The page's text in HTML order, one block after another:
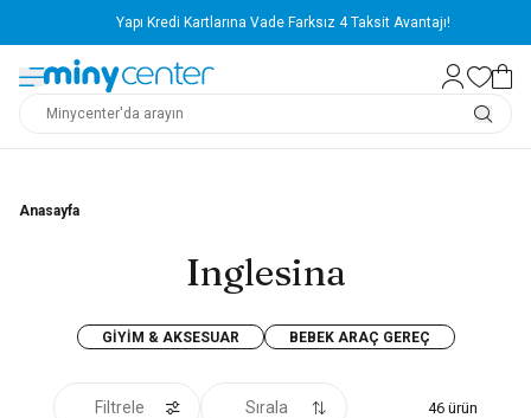
Yapı Kredi Kartlarına Vade Farksız 4 Taksit Avantajı!
Anasayfa
Inglesina
GIYIM & AKSESUAR BEBEK ARAÇ GEREÇ
Filtrele Sırala 46 ürün